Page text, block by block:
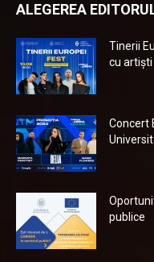
ALEGEREA
Tinerii
cu artiști
Concert
publice